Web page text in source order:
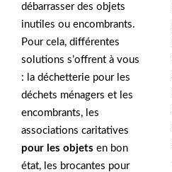
débarrasser des objets
inutiles ou encombrants.
Pour cela, différentes
solutions s’offrent à vous
: la déchetterie pour les
déchets ménagers et les
encombrants, les
associations caritatives
pour les objets en bon
état, les brocantes pour